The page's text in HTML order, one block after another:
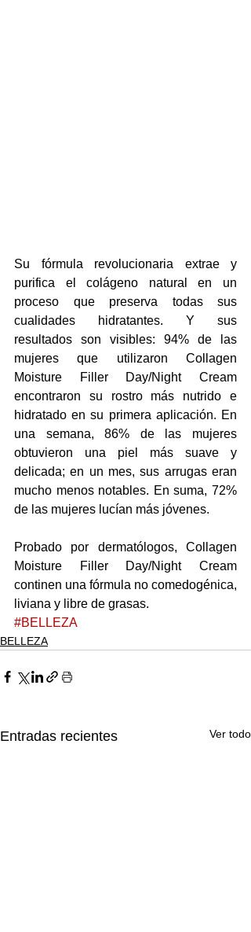
Su fórmula revolucionaria extrae y
purifica el colágeno natural en un
proceso que preserva todas sus
cualidades hidratantes. Y sus
resultados son visibles: 94% de las
mujeres que utilizaron Collagen
Moisture Filler Day/Night Cream
encontraron su rostro más nutrido e
hidratado en su primera aplicación. En
una semana, 86% de las mujeres
obtuvieron una piel más suave y
delicada; en un mes, sus arrugas eran
mucho menos notables. En suma, 72%
de las mujeres lucían más jóvenes.
Probado por dermatólogos, Collagen
Moisture Filler Day/Night Cream
continen una fórmula no comedogénica,
liviana y libre de grasas.
#BELLEZA
BELLEZA
Entradas recientes Ver todo